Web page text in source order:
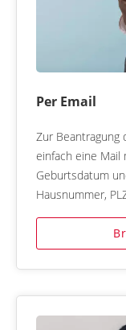
Per Email
Zur Beantragung
einfach eine Mail
Geburtsdatum
Hausnummer,